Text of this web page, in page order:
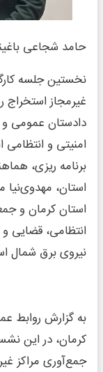
حامد شجاعی
نخستین جلسه
دادستان عمومی و
امنیتی و
برنامه ریزی،
استان،
استان کرمان و
انتظامی، قضایی
نیروی برق شمال
به گزارش روابط
کرمان، در این
جمع‌آوری مراکز